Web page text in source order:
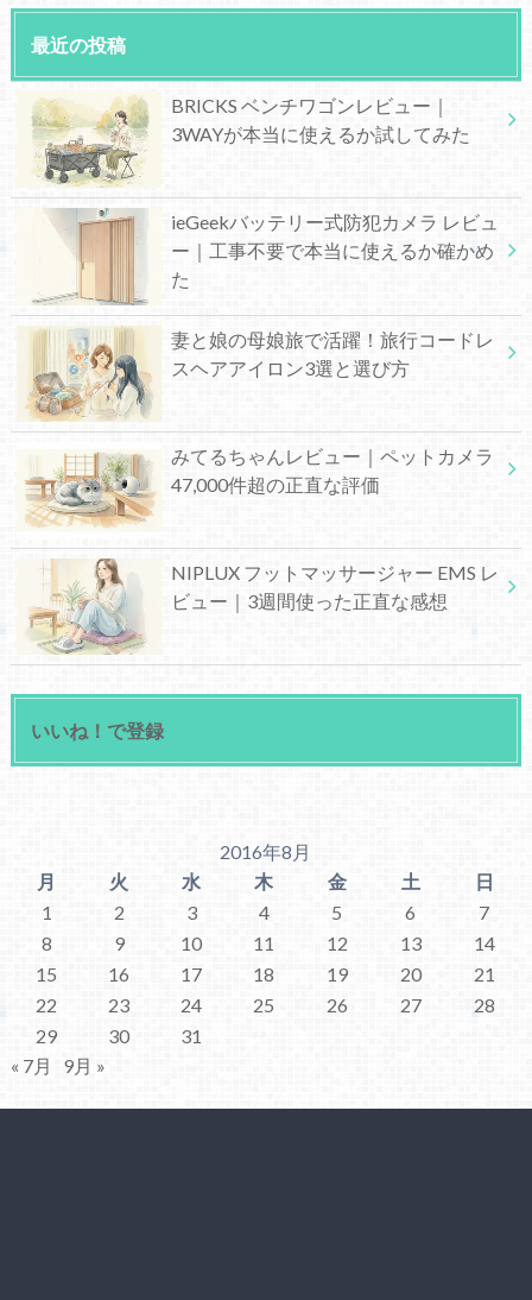
最近の投稿
BRICKS ベンチワゴンレビュー｜
3WAYが本当に使えるか試してみた
ieGeekバッテリー式防犯カメラ レビュ
ー｜工事不要で本当に使えるか確かめ
た
妻と娘の母娘旅で活躍！旅行コードレ
スヘアアイロン3選と選び方
みてるちゃんレビュー｜ペットカメラ
47,000件超の正直な評価
NIPLUX フットマッサージャー EMS レ
ビュー｜3週間使った正直な感想
いいね！で登録
2016年8月
月
火 水 木 金 土
日
1
2 3 4 5 6
7
8
9 10 11 12 13
14
15
16 17 18 19 20
21
22
23 24 25 26 27
28
29
30
31
« 7月
9月 »